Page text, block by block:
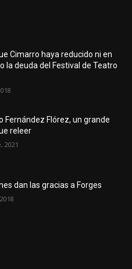
Cimarro haya reducido ni en
la deuda del Festival de Teatro
Fernández Flórez, un grande
releer
2021
dan las gracias a Forges